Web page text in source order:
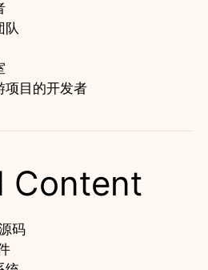
队
项目的开发者
Content
码